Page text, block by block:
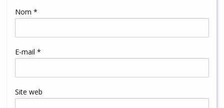
Nom *
E-mail *
Site web